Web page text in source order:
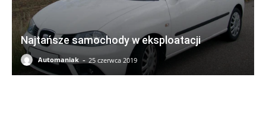
Najtańsze samochody w eksploatacji
Automaniak - 25 czerwca 2019